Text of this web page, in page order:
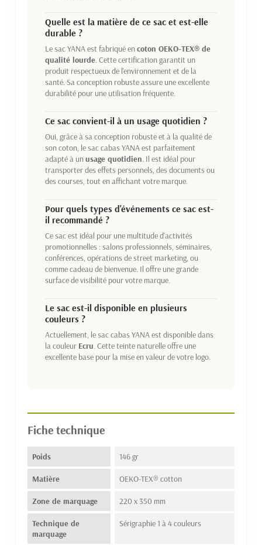
Quelle est la matière de ce sac et est-elle
durable ?
Le sac YANA est fabriqué encoton OEKO-TEX® de
qualité lourde. Cette certification garantit un
produit respectueux de l'environnement et de la
santé. Sa conception robuste assure une excellente
durabilité pour une utilisation fréquente.
Ce sac convient-il à un usage quotidien ?
Oui, grâce à sa conception robuste et à la qualité de
son coton, le sac cabas YANA est parfaitement
adapté à unusage quotidien. Il est idéal pour
transporter des effets personnels, des documents ou
des courses, tout en affichant votre marque.
Pour quels types d'événements ce sac est-
il recommandé ?
Ce sac est idéal pour une multitude d'activités
promotionnelles : salons professionnels, séminaires,
conférences, opérations de street marketing, ou
comme cadeau de bienvenue. Il offre une grande
surface de visibilité pour votre marque.
Le sac est-il disponible en plusieurs
couleurs ?
Actuellement, le sac cabas YANA est disponible dans
la couleur Ecru. Cette teinte naturelle offre une
excellente base pour la mise en valeur de votre logo.
Fiche technique
Poids 146 gr
Matière OEKO-TEX® cotton
Zone de marquage 220 x 350 mm
Technique de
marquage
Sérigraphie 1 à 4 couleurs